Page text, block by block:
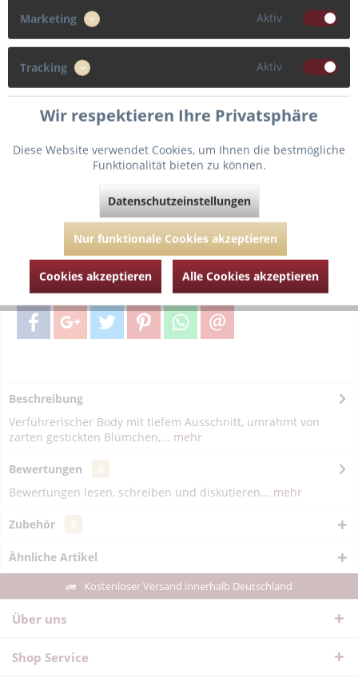
95
F C D E
Merken Fragen zum Artikel?
Artikel-Nr.: PD046-3442-velvet-blue-75-C
Beschreibung
Verführerischer Body mit tiefem Ausschnitt, umrahmt von
zarten gestickten Blümchen,... mehr
Bewertungen
Bewertungen lesen, schreiben und diskutieren... mehr
Zubehör
Ähnliche Artikel
Kostenloser Versand innerhalb Deutschland
Über uns
Shop Service
Marketing Aktiv
Tracking Aktiv
Wir respektieren Ihre Privatsphäre
Diese Website verwendet Cookies, um Ihnen die bestmögliche
Funktionalität bieten zu können.
Datenschutzeinstellungen
Nur funktionale Cookies akzeptieren
Cookies akzeptieren Alle Cookies akzeptieren